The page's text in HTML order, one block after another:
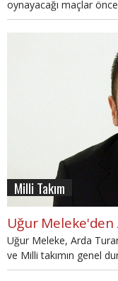
oynayacağı maçlar
Ekici'nin dahil
Milli Takım
Uğur Meleke, Arda
ve Milli takımın genel